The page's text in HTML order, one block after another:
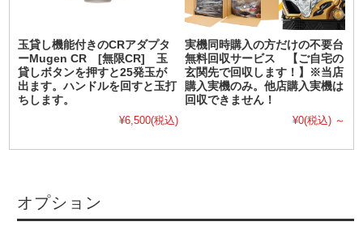
玉貸し機能付きのCRアダプタ
ーMugen CR [無限CR] 玉
貸しボタンを押すと25発玉が
出ます。ハンドルを回すと玉打
ちします。
¥6,500(税込)
実機同時購入の方だけの不要台
無料回収サービス 【ご自宅の
玄関先で回収します！】※当店
購入実機のみ。他店購入実機は
回収できません！
¥0(税込) ～
オプション